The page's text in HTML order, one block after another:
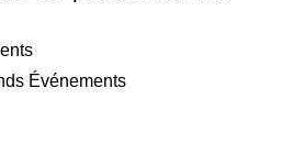
Événements